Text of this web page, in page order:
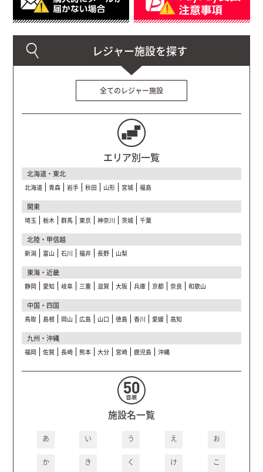
全てのレジャー施設
エリア別一覧
北海道・東北
北海道 青森 岩手 秋田 山形 宮城 福島
関東
埼玉 栃木 群馬 東京 神奈川 茨城 千葉
北陸・甲信越
新潟 富山 石川 福井 長野 山梨
東海・近畿
静岡 愛知 岐阜 三重 滋賀 大阪 兵庫 京都 奈良 和歌山
中国・四国
鳥取 島根 岡山 広島 山口 徳島 香川 愛媛 高知
九州・沖縄
福岡 佐賀 長崎 熊本 大分 宮崎 鹿児島 沖縄
施設名一覧
あ い う え お
か き く け こ